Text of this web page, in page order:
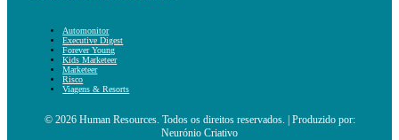
Automonitor
Executive Digest
Forever Young
Kids Marketeer
Marketeer
Risco
Viagens & Resorts
© 2026 Human Resources. Todos os direitos reservados. | Produzido por:
Neurónio Criativo